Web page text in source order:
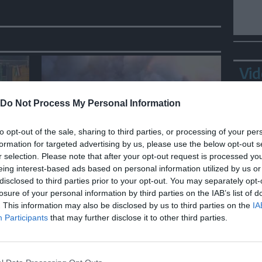
Do Not Process My Personal Information
opt-out of the sale, sharing to third parties, or processing of your
for targeted advertising by us, please use the below opt-out
selection. Please note that after your opt-out request is processed
interest-based ads based on personal information utilized by us
to third parties prior to your opt-out. You may separately
of your personal information by third parties on the IAB’s list of
This information may also be disclosed by us to third parties on the
Participants that may further disclose it to other third parties.
MONDO
Grecia, incendio a 70 km da
Atene minaccia Porto
Germeno
in